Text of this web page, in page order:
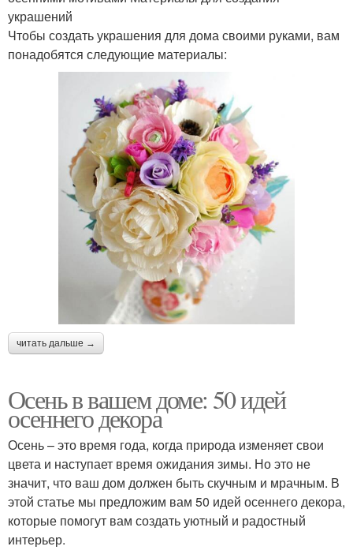
украшений
Чтобы создать украшения для дома своими руками, вам
понадобятся следующие материалы:
читать дальше →
Осень в вашем доме: 50 идей
осеннего декора
Осень – это время года, когда природа изменяет свои
цвета и наступает время ожидания зимы. Но это не
значит, что ваш дом должен быть скучным и мрачным. В
этой статье мы предложим вам 50 идей осеннего декора,
которые помогут вам создать уютный и радостный
интерьер.